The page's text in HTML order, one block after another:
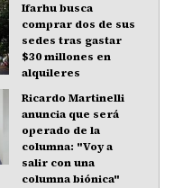
Ifarhu busca
comprar dos de sus
sedes tras gastar
$30 millones en
alquileres
Ricardo Martinelli
anuncia que será
operado de la
columna: "Voy a
salir con una
columna biónica"